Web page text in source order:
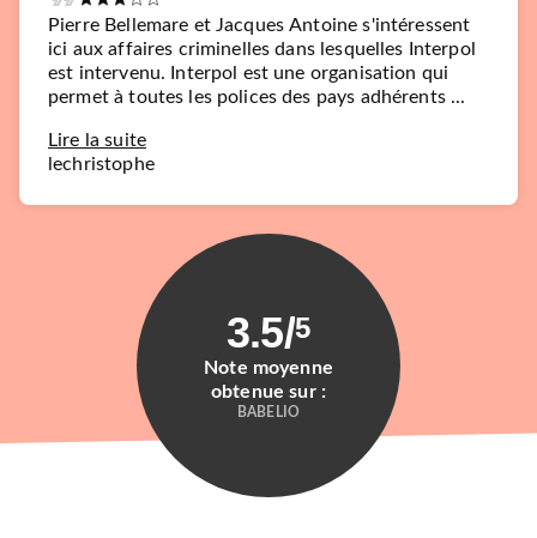
Pierre Bellemare et Jacques Antoine s'intéressent
ici aux affaires criminelles dans lesquelles Interpol
est intervenu. Interpol est une organisation qui
permet à toutes les polices des pays adhérents ...
Lire la suite
lechristophe
3.5/5
Note moyenne
obtenue sur :
BABELIO